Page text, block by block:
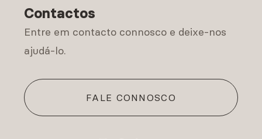
Contactos
Entre em contacto connosco e deixe-nos
ajudá-lo.
FALE CONNOSCO